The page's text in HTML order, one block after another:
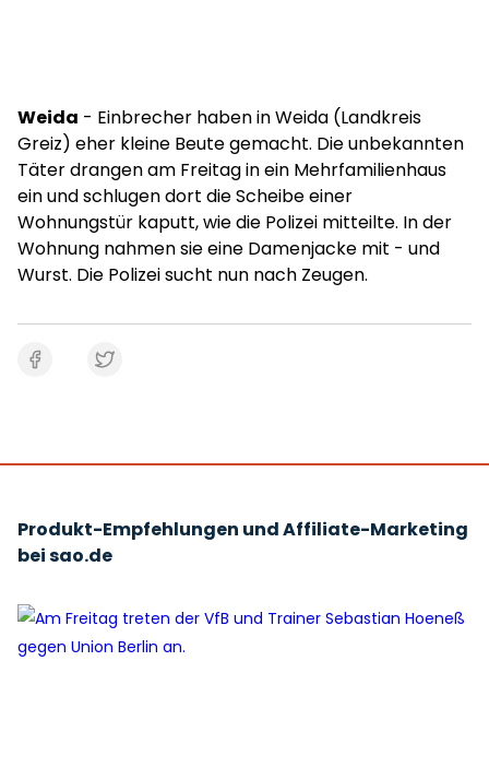
Weida - Einbrecher haben in Weida (Landkreis
Greiz) eher kleine Beute gemacht. Die unbekannten
Täter drangen am Freitag in ein Mehrfamilienhaus
ein und schlugen dort die Scheibe einer
Wohnungstür kaputt, wie die Polizei mitteilte. In der
Wohnung nahmen sie eine Damenjacke mit - und
Wurst. Die Polizei sucht nun nach Zeugen.
Produkt-Empfehlungen und Affiliate-Marketing
bei sao.de